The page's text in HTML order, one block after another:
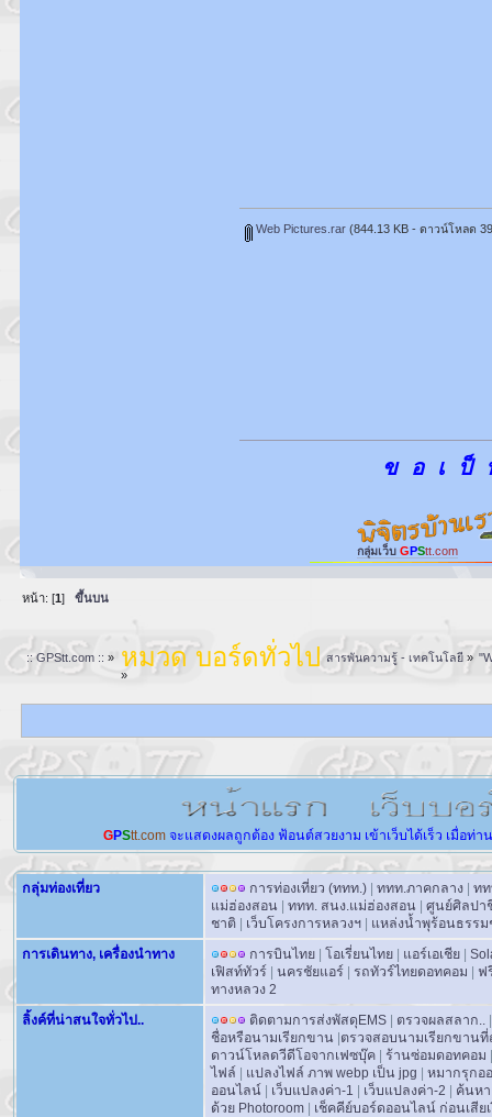
Web Pictures.rar(844.13 KB - ดาวน์โหลด
ข อ เ ป็
กลุ่มเว็บ G PStt.com
หน้า: [1]ขึ้นบน
:: GPStt.com :: » หมวด บอร์ดทั่วไป
»
สารพันความรู้ - เทคโนโลยี»
GPStt.com จะแสดงผลถูกต้อง ฟ้อนต์สวยงาม เข้าเว็บได้เร็ว เมื่อท่า
กลุ่มท่องเที่ยว การท่องเที่ยว (ททท.) | ททท.ภาคกลาง | ท
แม่ฮ่องสอน | ททท. สนง.แม่ฮ่องสอน | ศูนย์ศิลปา
ชาติ | เว็บโครงการหลวงฯ | แหล่งน้ำพุร้อนธรร
การเดินทาง, เครื่องนำทาง
การบินไทย | โอเรี่ยนไทย | แอร์เอเชีย |
เฟิสท์ทัวร์ | นครชัยแอร์ | รถทัวร์ไทยดอทคอม | ฟ
ทางหลวง 2
ลิ้งค์ที่น่าสนใจทั่วไป..
ติดตามการส่งพัสดุEMS | ตรวจผลสลาก..
|
ชื่อหรือนามเรียกขาน |ตรวจสอบนามเรียกขานที่
ดาวน์โหลดวีดีโอจากเฟซบุ๊ค | ร้านซ่อมดอทคอม |
ไฟล์ | แปลงไฟล์ ภาพ webp เป็น jpg | หมากรุกอ
ออนไลน์ | เว็บแปลงค่า-1 | เว็บแปลงค่า-2 | ค้นห
ด้วย Photoroom | เช็คคีย์บอร์ดออนไลน์ ก่อนเสีย